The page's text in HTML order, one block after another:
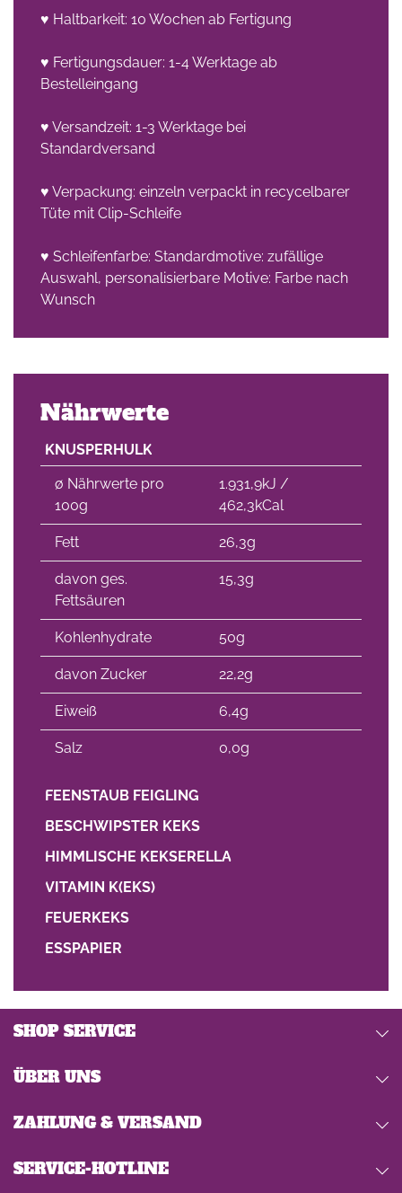
♥ Haltbarkeit: 10 Wochen ab Fertigung
♥ Fertigungsdauer: 1-4 Werktage ab
Bestelleingang
♥ Versandzeit: 1-3 Werktage bei
Standardversand
♥ Verpackung: einzeln verpackt in recycelbarer
Tüte mit Clip-Schleife
♥ Schleifenfarbe: Standardmotive: zufällige
Auswahl, personalisierbare Motive: Farbe nach
Wunsch
Nährwerte
KNUSPERHULK
∅ Nährwerte pro
100g
1.931,9kJ /
462,3kCal
Fett 26,3g
davon ges.
Fettsäuren
15,3g
Kohlenhydrate 50g
davon Zucker 22,2g
Eiweiß 6,4g
Salz 0,0g
FEENSTAUB FEIGLING
BESCHWIPSTER KEKS
HIMMLISCHE KEKSERELLA
VITAMIN K(EKS)
FEUERKEKS
ESSPAPIER
SERVICE-HOTLINE
SHOP SERVICE
ÜBER UNS
ZAHLUNG & VERSAND